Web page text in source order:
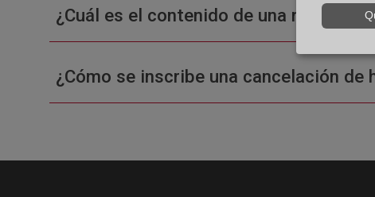
¿Cuál es el contenido de una nota
¿Cómo se inscribe una cancelación de